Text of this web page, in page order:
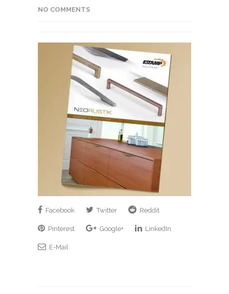
NO COMMENTS
Facebook Twitter Reddit
Pinterest Google+ LinkedIn
E-Mail